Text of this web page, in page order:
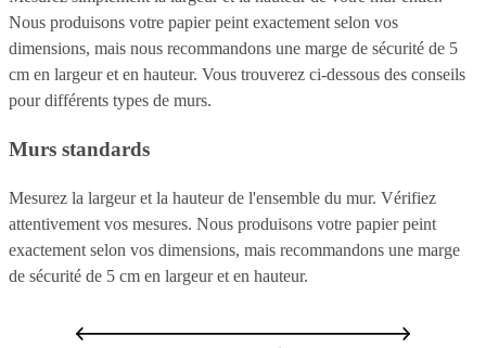
Nous produisons votre papier peint exactement selon vos
dimensions, mais nous recommandons une marge de sécurité de 5
cm en largeur et en hauteur. Vous trouverez ci-dessous des conseils
pour différents types de murs.
Murs standards
Mesurez la largeur et la hauteur de l'ensemble du mur. Vérifiez
attentivement vos mesures. Nous produisons votre papier peint
exactement selon vos dimensions, mais recommandons une marge
de sécurité de 5 cm en largeur et en hauteur.